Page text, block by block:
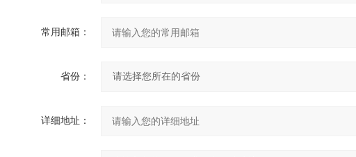
常用邮箱：
省份：
详细地址：